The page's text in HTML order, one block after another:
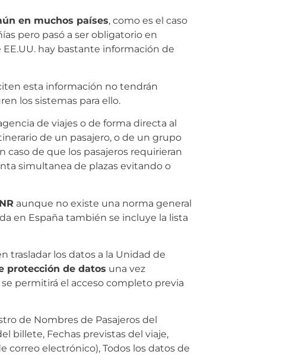
en muchos países, como es el caso
pero pasó a ser obligatorio en
hay bastante información de
esta información no tendrán
los sistemas para ello.
de viajes o de forma directa al
de un pasajero, o de un grupo
de que los pasajeros requirieran
simultanea de plazas evitando o
aunque no existe una norma general
en España también se incluye la lista
trasladar los datos a la Unidad de
protección de datos una vez
se permitirá el acceso completo previa
de Nombres de Pasajeros del
billete, Fechas previstas del viaje,
electrónico), Todos los datos de